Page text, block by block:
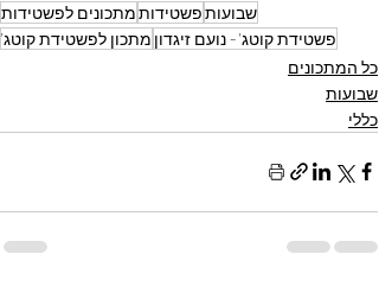
שבועותפשטידותמתכונים לפשטידות
פשטידת קוטג' - נועם זיגדון מתכון לפשטידת קוטג'
כל המתכונים
שבועות
כללי